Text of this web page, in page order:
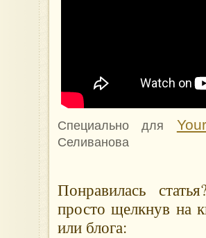
Специально для
Селиванова
Понравилась
просто щелкнув на
или блога: